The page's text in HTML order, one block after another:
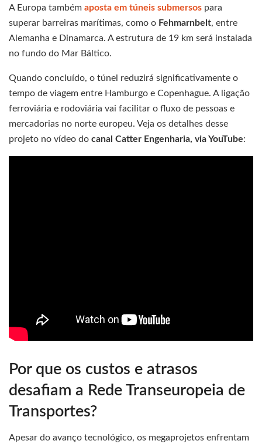
A Europa também aposta em túneis submersos para
superar barreiras marítimas, como o Fehmarnbelt, entre
Alemanha e Dinamarca. A estrutura de 19 km será instalada
no fundo do Mar Báltico.
Quando concluído, o túnel reduzirá significativamente o
tempo de viagem entre Hamburgo e Copenhague. A ligação
ferroviária e rodoviária vai facilitar o fluxo de pessoas e
mercadorias no norte europeu. Veja os detalhes desse
projeto no vídeo do canal Catter Engenharia, via YouTube:
Por que os custos e atrasos
desafiam a Rede Transeuropeia de
Transportes?
Apesar do avanço tecnológico, os megaprojetos enfrentam